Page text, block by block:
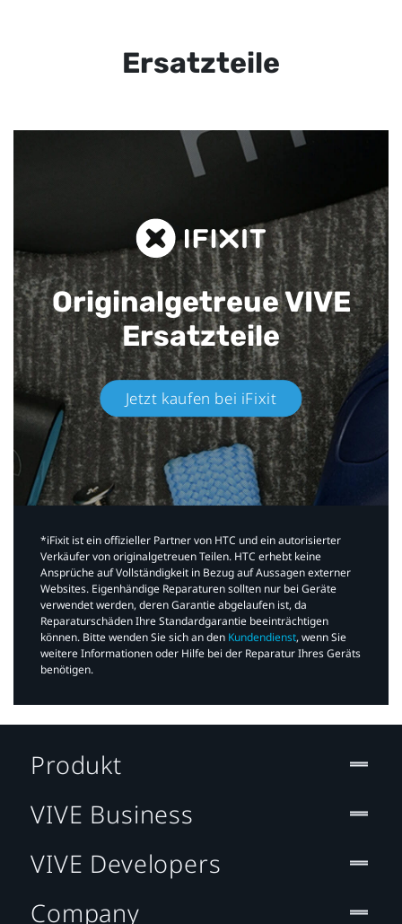
Ersatzteile
Originalgetreue VIVE
Ersatzteile
Jetzt kaufen bei iFixit​
*iFixit ist ein offizieller Partner von HTC und ein autorisierter
Verkäufer von originalgetreuen Teilen. HTC erhebt keine
Ansprüche auf Vollständigkeit in Bezug auf Aussagen externer
Websites. Eigenhändige Reparaturen sollten nur bei Geräte
verwendet werden, deren Garantie abgelaufen ist, da
Reparaturschäden Ihre Standardgarantie beeinträchtigen
können. Bitte wenden Sie sich an den Kundendienst, wenn Sie
weitere Informationen oder Hilfe bei der Reparatur Ihres Geräts
benötigen.​
Produkt
VIVE Business
VIVE Developers
Company